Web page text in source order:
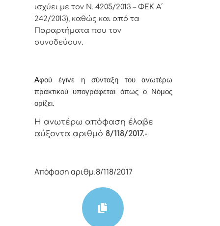
ισχύει με τον Ν. 4205/2013 – ΦΕΚ Α΄
242/2013), καθώς και από τα
Παραρτήματα που τον
συνοδεύουν.
Αφoύ έγιvε η σύvταξη τoυ αvωτέρω
πρακτικoύ υπoγράφεται όπως o Νόμoς
oρίζει.
Η αvωτέρω απόφαση έλαβε
αύξοντα αριθμό 8/118/2017.-
Απόφαση αριθμ.8/118/2017